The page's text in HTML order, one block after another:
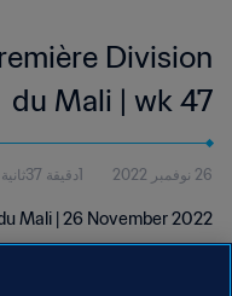
Division
du Mali | wk 47
26 نوفمبر 2022 1دقيقة 37ثانية
Mali | 26 November 2022